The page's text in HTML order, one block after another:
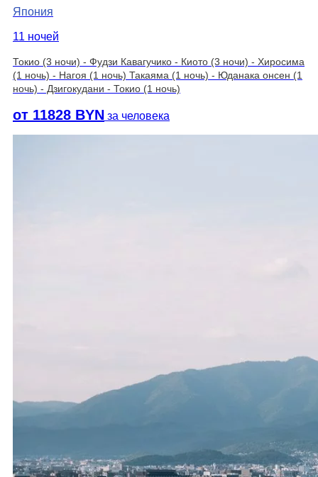
Япония
11 ночей
Токио (3 ночи) - Фудзи Кавагучико - Киото (3 ночи) - Хиросима
(1 ночь) - Нагоя (1 ночь) Такаяма (1 ночь) - Юданака онсен (1
ночь) - Дзигокудани - Токио (1 ночь)
от 11828 BYN за человека